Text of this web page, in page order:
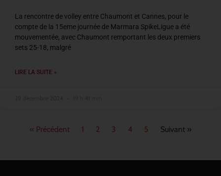
La rencontre de volley entre Chaumont et Cannes, pour le
compte de la 15eme journée de Marmara SpikeLigue a été
mouvementée, avec Chaumont remportant les deux premiers
sets 25-18, malgré
LIRE LA SUITE »
« Précédent 1 2 3 4 5 Suivant »